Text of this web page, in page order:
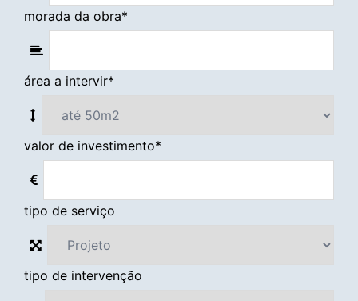
morada da obra*
área a intervir*
valor de investimento*
tipo de serviço
tipo de intervenção